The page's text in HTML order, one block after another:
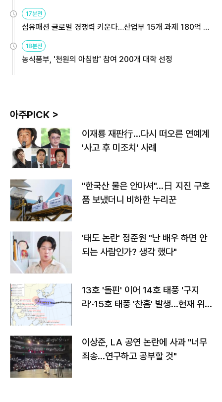
용해야
17분전
섬유패션 글로벌 경쟁력 키운다…산업부 15개 과제 180억 지
원
18분전
농식품부, '천원의 아침밥' 참여 200개 대학 선정
아주PICK >
이재룡 재판行…다시 떠오른 연예계
'사고 후 미조치' 사례
"한국산 물은 안마셔"…日 지진 구호
품 보냈더니 비하한 누리꾼
'태도 논란' 정준원 "난 배우 하면 안
되는 사람인가? 생각 했다"
13호 '돌핀' 이어 14호 태풍 '구지
라'·15호 태풍 '찬홈' 발생…현재 위
이상준, LA 공연 논란에 사과 "너무
죄송…연구하고 공부할 것"